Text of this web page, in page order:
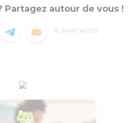
Partagez autour de vous !
18 PARTAGES